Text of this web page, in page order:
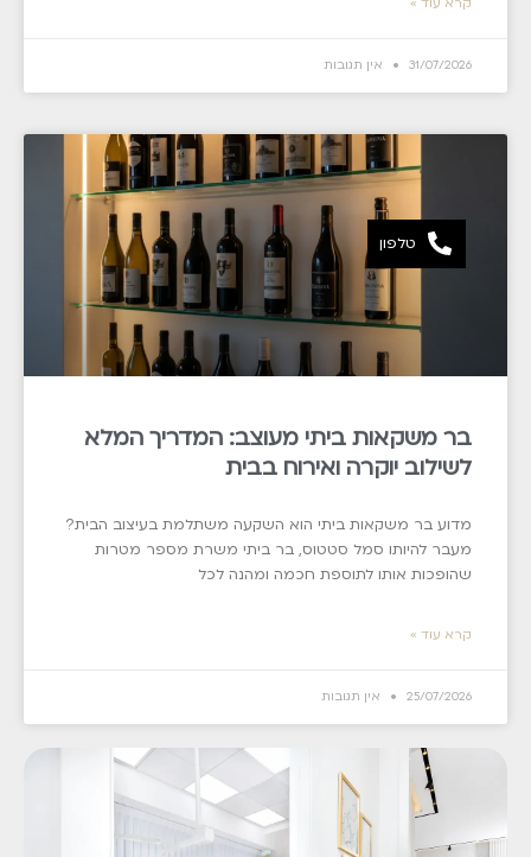
31/07/2026 אין תגובות
בר משקאות ביתי מעוצב: המדריך המלא
לשילוב יוקרה ואירוח בבית
מדוע בר משקאות ביתי הוא השקעה משתלמת בעיצוב הבית?
מעבר להיותו סמל סטטוס, בר ביתי משרת מספר מטרות
שהופכות אותו לתוספת חכמה ומהנה לכל
קרא עוד »
25/07/2026 אין תגובות
טלפון